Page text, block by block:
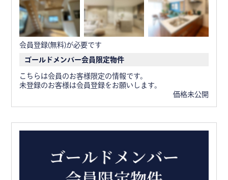
会員登録(無料)が必要です
ゴールドメンバー会員限定物件
こちらは会員のお客様限定の情報です。
未登録のお客様は会員登録をお願いします。
価格未公開